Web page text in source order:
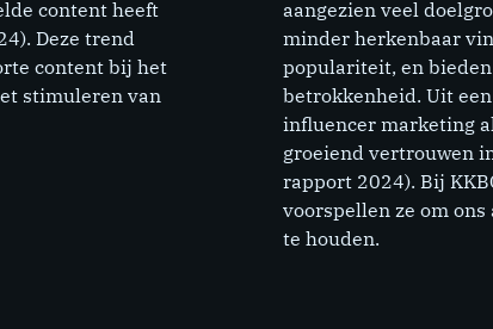
content heeft
Deze trend
content bij het
stimuleren van
aangezien veel
minder herkenbaar
populariteit, en
betrokkenheid. Uit
influencer marketing
groeiend vertrouwen
rapport 2024). Bij
voorspellen ze om
te houden.